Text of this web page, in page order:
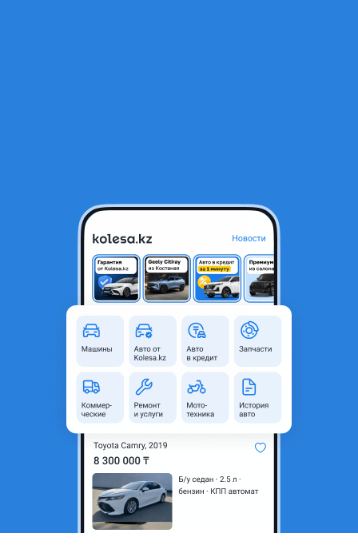
Volkswagen Passat 1990 года
Объявление находится в архиве и может быть
Караганда, Карагандинская
1988 - 1993 B3
Седан
Объем двигателя, л
Пробег